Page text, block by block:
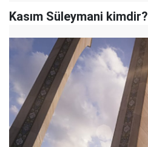
Kasım Süleymani kimdir?